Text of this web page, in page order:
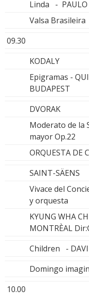
Linda - PAULO
Valsa Brasileira
09.30
KODALY
Epigramas -
BUDAPEST
DVORAK
Moderato de la
mayor Op.22
ORQUESTA DE
SAINT-SÄENS
Vivace del
y orquesta
KYUNG WHA
MONTRÈAL
Children -
Domingo
10.00